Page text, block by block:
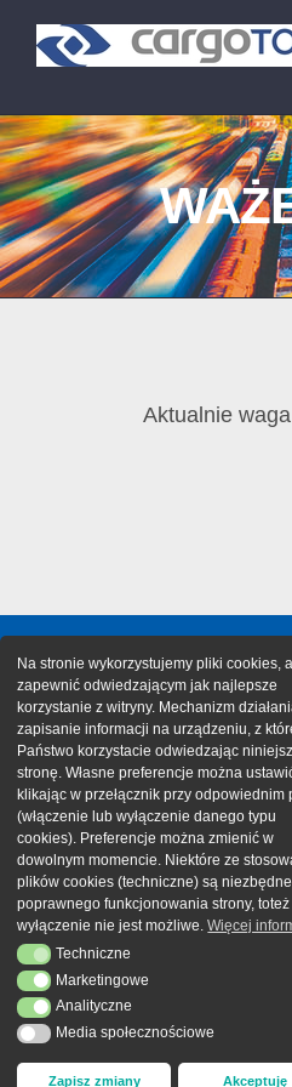
Skip
Aktualnie
Copyright 2026
Na stronie wykorzystujemy pliki cookies,
zapewnić odwiedzającym jak najlepsze
korzystanie z witryny. Mechanizm
zapisanie informacji na urządzeniu, z
Państwo korzystacie odwiedzając
stronę. Własne preferencje można
klikając w przełącznik przy odpowiednim
(włączenie lub wyłączenie danego typu
cookies). Preferencje można zmienić w
dowolnym momencie. Niektóre ze
plików cookies (techniczne) są
poprawnego funkcjonowania strony, toteż
wyłączenie nie jest możliwe.Więcej
TechniczneTechniczne
Marketingowe
Marketingowe
AnalityczneAnalityczne
Media społecznościowe
Media społecznościowe
Zapisz zmiany Akceptuję